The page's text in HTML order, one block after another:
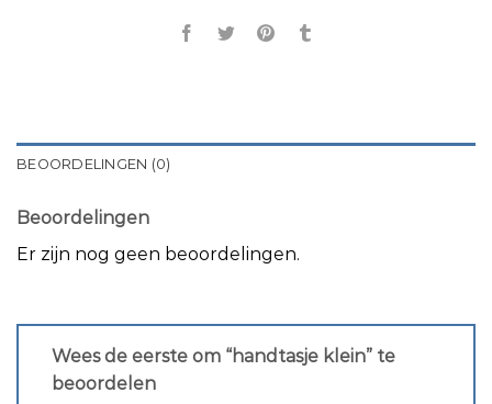
BEOORDELINGEN (0)
Beoordelingen
Er zijn nog geen beoordelingen.
Wees de eerste om “handtasje klein” te
beoordelen